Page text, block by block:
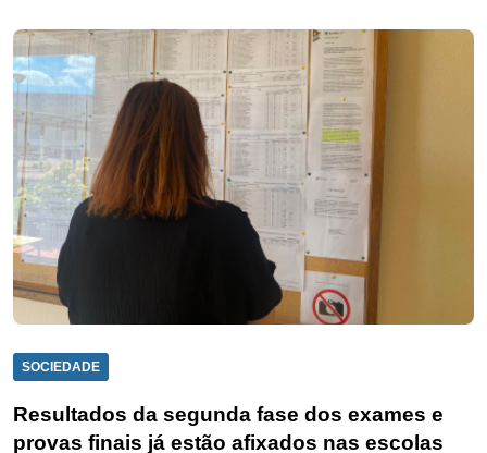
SOCIEDADE
Resultados da segunda fase dos exames e
provas finais já estão afixados nas escolas